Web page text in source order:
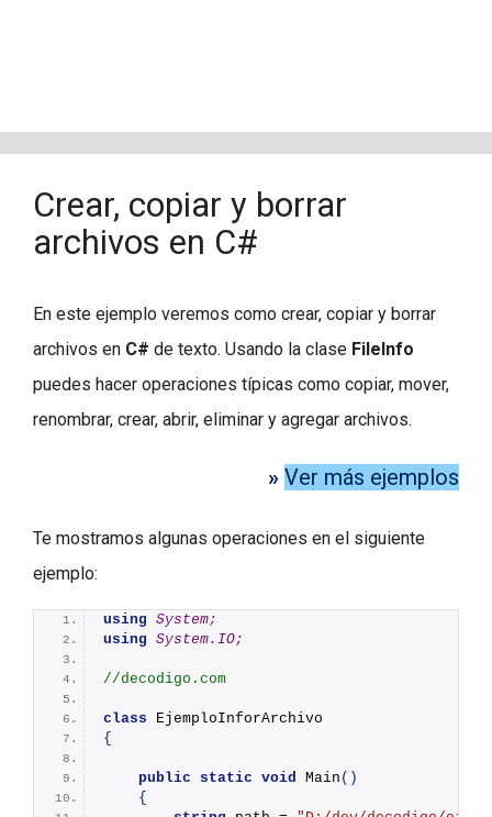
Crear, copiar y borrar
archivos en C#
En este ejemplo veremos como crear, copiar y borrar
archivos en C# de texto. Usando la clase FileInfo
puedes hacer operaciones típicas como copiar, mover,
renombrar, crear, abrir, eliminar y agregar archivos.
» Ver más ejemplos
Te mostramos algunas operaciones en el siguiente
ejemplo:
using System;
using System.IO;
//decodigo.com
class EjemploInforArchivo
{
public static void Main ()
{